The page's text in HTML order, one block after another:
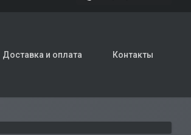
Доставка и оплата Контакты